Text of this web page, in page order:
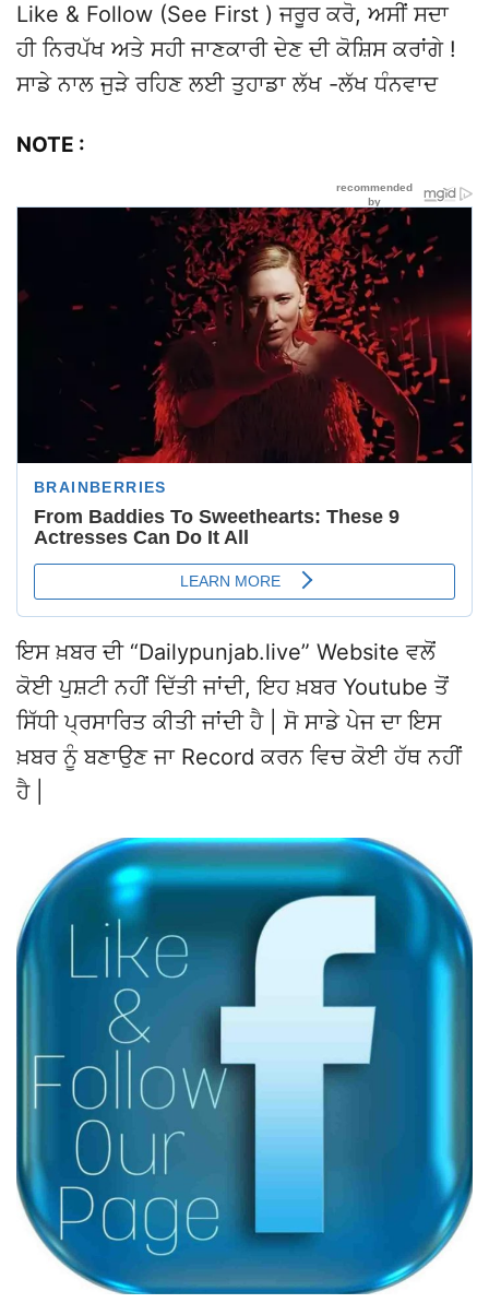
Like & Follow (See First ) ਜਰੂਰ ਕਰੋ, ਅਸੀਂ ਸਦਾ
ਹੀ ਨਿਰਪੱਖ ਅਤੇ ਸਹੀ ਜਾਣਕਾਰੀ ਦੇਣ ਦੀ ਕੋਸ਼ਿਸ ਕਰਾਂਗੇ !
ਸਾਡੇ ਨਾਲ ਜੁੜੇ ਰਹਿਣ ਲਈ ਤੁਹਾਡਾ ਲੱਖ -ਲੱਖ ਧੰਨਵਾਦ
NOTE :
ਇਸ ਖ਼ਬਰ ਦੀ “Dailypunjab.live” Website ਵਲੋਂ
ਕੋਈ ਪੁਸ਼ਟੀ ਨਹੀਂ ਦਿੱਤੀ ਜਾਂਦੀ, ਇਹ ਖ਼ਬਰ Youtube ਤੋਂ
ਸਿੱਧੀ ਪ੍ਰਸਾਰਿਤ ਕੀਤੀ ਜਾਂਦੀ ਹੈ | ਸੋ ਸਾਡੇ ਪੇਜ ਦਾ ਇਸ
ਖ਼ਬਰ ਨੂੰ ਬਣਾਉਣ ਜਾ Record ਕਰਨ ਵਿਚ ਕੋਈ ਹੱਥ ਨਹੀਂ
ਹੈ |